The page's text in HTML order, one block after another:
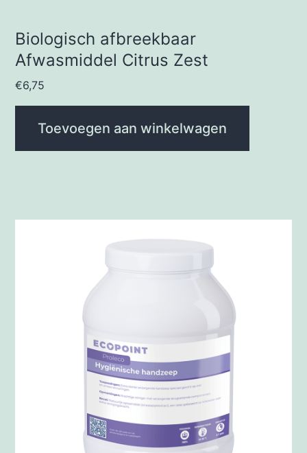
Biologisch afbreekbaar
Afwasmiddel Citrus Zest
€6,75
Toevoegen aan winkelwagen